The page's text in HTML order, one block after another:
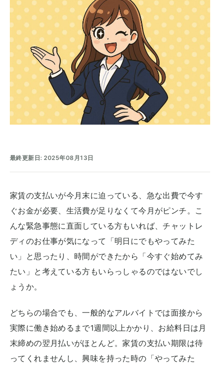
最終更新日: 2025年08月13日
家賃の支払いが今月末に迫っている、急な出費で今す
ぐお金が必要、生活費が足りなくて今月がピンチ。こ
んな緊急事態に直面している方もいれば、チャットレ
ディのお仕事が気になって「明日にでもやってみた
い」と思ったり、時間ができたから「今すぐ始めてみ
たい」と考えている方もいらっしゃるのではないでし
ょうか。
どちらの場合でも、一般的なアルバイトでは面接から
実際に働き始めるまで1週間以上かかり、お給料日は月
末締めの翌月払いがほとんど。家賃の支払い期限は待
ってくれませんし、興味を持った時の「やってみた